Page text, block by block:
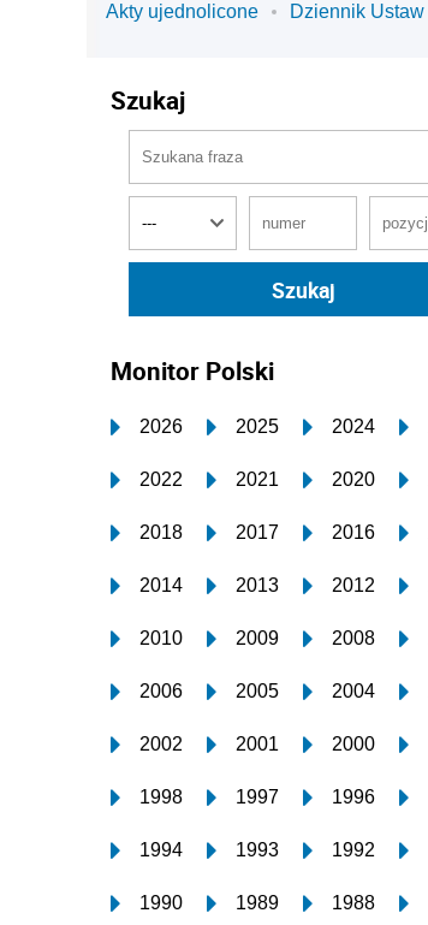
Akty ujednolicone Dziennik Ustaw
Szukaj
Monitor Polski
2026 2025 2024
2022 2021 2020
2018 2017 2016
2014 2013 2012
2010 2009 2008
2006 2005 2004
2002 2001 2000
1998 1997 1996
1994 1993 1992
1990 1989 1988